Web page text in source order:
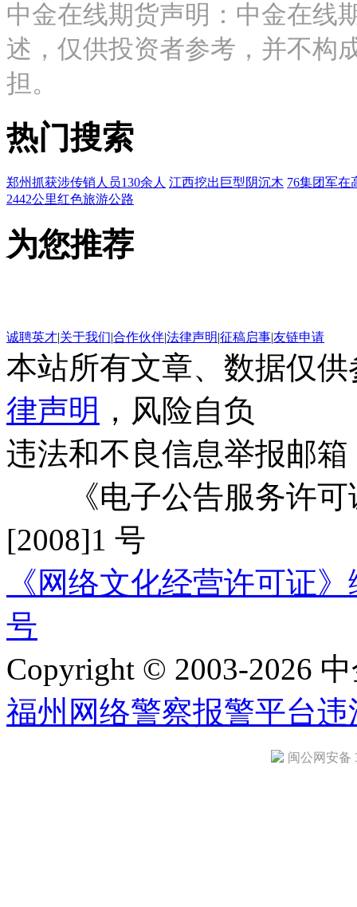
中金在线期货声明：中金在线
述，仅供投资者参考，并不构
担。
热门搜索
郑州抓获涉传销人员130余人 江西挖出巨型阴沉木 76集团军在
2442公里红色旅游公路
为您推荐
诚聘英才|关于我们|合作伙伴|法律声明|征稿启事|友链申请
本站所有文章、数据仅
律声明 ，风险自负
违法和不良信息举报邮箱
《电子公告服务许可
[2008]1 号
《网络文化经营许可证
号
Copyright © 2003-2026
福州网络警察报警平台违
闽公网安备